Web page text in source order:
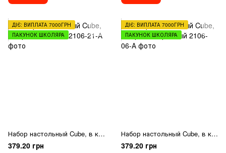
ДІЄ: ВИПЛАТА 7000ГРН
ПАКУНОК ШКОЛЯРА
Набор настольный Cube, в коробке, белый
379.20 грн
ДІЄ: ВИПЛАТА 7000ГРН
ПАКУНОК ШКОЛЯРА
Набор настольный Cube, в коробке, красный
379.20 грн